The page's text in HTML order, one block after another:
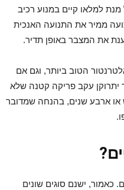
למלאו קיים במנוע רכיב
ממיר את התנועה האנכית
את המצבר באופן תדיר.
הטוב ביותר, וגם אם
עקב פריקה קטנה שלא
או ארבע שנים, בהנחה שמדובר
כאמור, ישנם סוגים שונים